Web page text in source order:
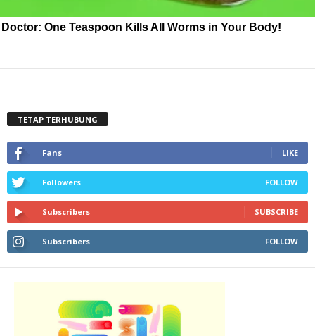
Doctor: One Teaspoon Kills All Worms in Your Body!
TETAP TERHUBUNG
Fans LIKE
Followers FOLLOW
Subscribers SUBSCRIBE
Subscribers FOLLOW